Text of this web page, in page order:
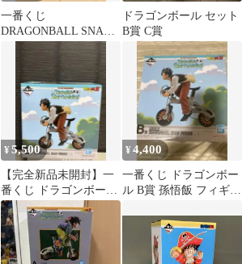
一番くじ
DRAGONBALL SNAP
COLLECTION 2 B賞
ドラゴンボール セット
B賞 C賞
¥5,500
【完全新品未開封】一
番くじ ドラゴンボール
孫悟飯 B賞 SNAP
FIGURE
¥4,400
一番くじ ドラゴンボー
ル B賞 孫悟飯 フィギュ